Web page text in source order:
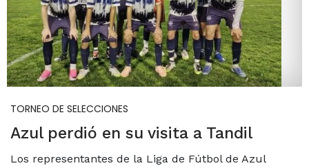
TORNEO DE SELECCIONES
Azul perdió en su visita a Tandil
Los representantes de la Liga de Fútbol de Azul